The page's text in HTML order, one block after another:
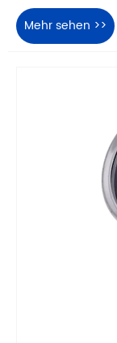
Mehr sehen >>